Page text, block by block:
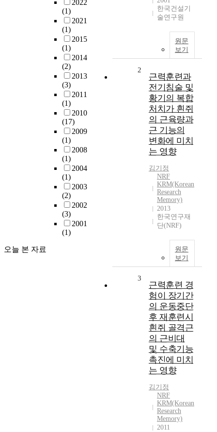
2022
(1)
2021
(1)
2015
(1)
2014
(2)
2013
(3)
2011
(1)
2010
(17)
2009
(1)
2008
(1)
2004
(1)
2003
(2)
2002
(3)
2001
(1)
오늘 본 자료
한국건설기
술연구원
원문
보기
2
근력훈련과
전기침술 및
황기의 복합
처치가 흰쥐
의 근육량과
근 기능의
변화에 미치
는 영향
김기정
NRF
KRM(Korean
Research
Memory)
2013
한국연구재
단(NRF)
원문
보기
3
근력훈련 경
험이 장기간
의 운동중단
후 재훈련시
흰쥐 골격근
의 근비대
및 수축기능
촉진에 미치
는 영향
김기정
NRF
KRM(Korean
Research
Memory)
2011